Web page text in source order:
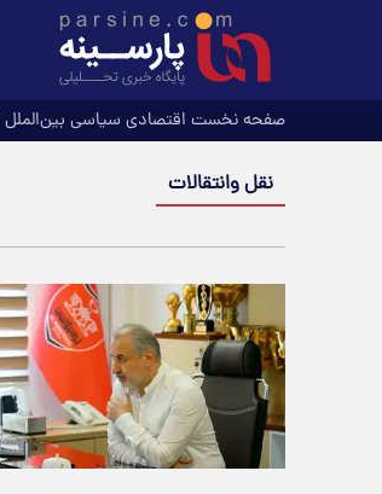
صفحه نخست اقتصادی سیاسی بین‌الملل
نقل وانتقالات